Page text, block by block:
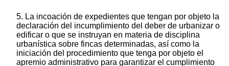
5. La incoación de expedientes que tengan por objeto la
declaración del incumplimiento del deber de urbanizar o
edificar o que se instruyan en materia de disciplina
urbanística sobre fincas determinadas, así como la
iniciación del procedimiento que tenga por objeto el
apremio administrativo para garantizar el cumplimiento